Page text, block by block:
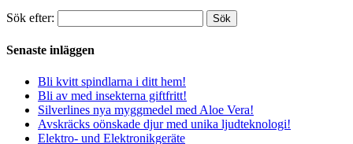
Sök efter: Sök
Senaste inläggen
Bli kvitt spindlarna i ditt hem!
Bli av med insekterna giftfritt!
Silverlines nya myggmedel med Aloe Vera!
Avskräcks oönskade djur med unika ljudteknologi!
Elektro- und Elektronikgeräte